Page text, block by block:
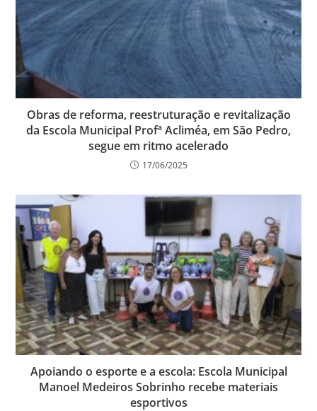
Obras de reforma, reestruturação e revitalização
da Escola Municipal Profª Acliméa, em São Pedro,
segue em ritmo acelerado
17/06/2025
Apoiando o esporte e a escola: Escola Municipal
Manoel Medeiros Sobrinho recebe materiais
esportivos